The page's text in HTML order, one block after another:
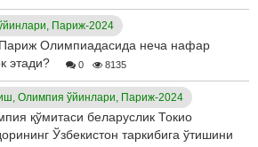
Париж-2024
Париж Олимпиадасида неча нафар
этади?
0 8135
Олимпия ўйинлари, Париж-2024
қўмитаси беларуслик Токио
Ўзбекистон таркибига ўтишини